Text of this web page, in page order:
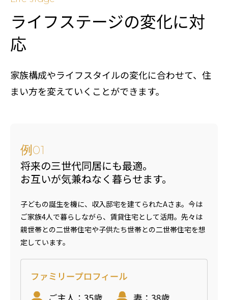
ライフステージの変化に対
応
家族構成やライフスタイルの変化に合わせて、住
まい方を変えていくことができます。
例01
将来の三世代同居にも最適。
お互いが気兼ねなく暮らせます。
子どもの誕生を機に、収入邸宅を建てられたAさま。今は
ご家族4人で暮らしながら、賃貸住宅として活用。先々は
親世帯との二世帯住宅や子供たち世帯との二世帯住宅を想
定しています。